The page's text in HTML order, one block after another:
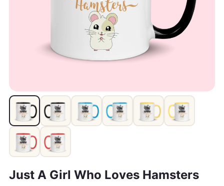
Just A Girl Who Loves Hamsters